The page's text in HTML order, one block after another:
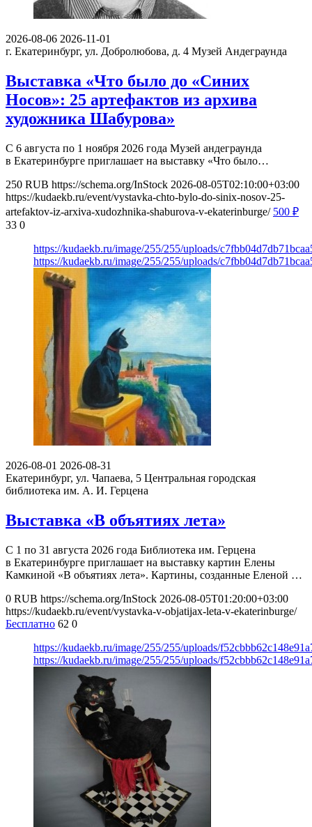
2026-08-06 2026-11-01
г. Екатеринбург, ул. Добролюбова, д. 4 Музей Андеграунда
Выставка «Что было до «Синих
Носов»: 25 артефактов из архива
художника Шабурова»
С 6 августа по 1 ноября 2026 года Музей андеграунда
в Екатеринбурге приглашает на выставку «Что было…
250 RUB https://schema.org/InStock 2026-08-05T02:10:00+03:00
https://kudaekb.ru/event/vystavka-chto-bylo-do-sinix-nosov-25-
artefaktov-iz-arxiva-xudozhnika-shaburova-v-ekaterinburge/ 500 ₽
33 0
https://kudaekb.ru/image/255/255/uploads/
https://kudaekb.ru/image/255/255/uploads/
2026-08-01 2026-08-31
Екатеринбург, ул. Чапаева, 5 Центральная городская
библиотека им. А. И. Герцена
Выставка «В объятиях лета»
С 1 по 31 августа 2026 года Библиотека им. Герцена
в Екатеринбурге приглашает на выставку картин Елены
Камкиной «В объятиях лета». Картины, созданные Еленой …
0 RUB https://schema.org/InStock 2026-08-05T01:20:00+03:00
https://kudaekb.ru/event/vystavka-v-objatijax-leta-v-ekaterinburge/
Бесплатно 62 0
https://kudaekb.ru/image/255/255/uploads/
https://kudaekb.ru/image/255/255/uploads/